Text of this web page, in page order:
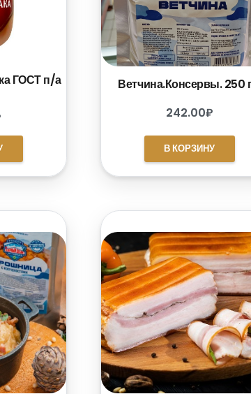
ГОСТ п/а
Ветчина.Консервы. 250
242.00₽
В КОРЗИНУ